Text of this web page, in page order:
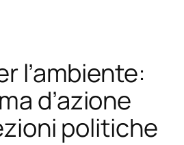
l’ambiente:
d’azione
politiche